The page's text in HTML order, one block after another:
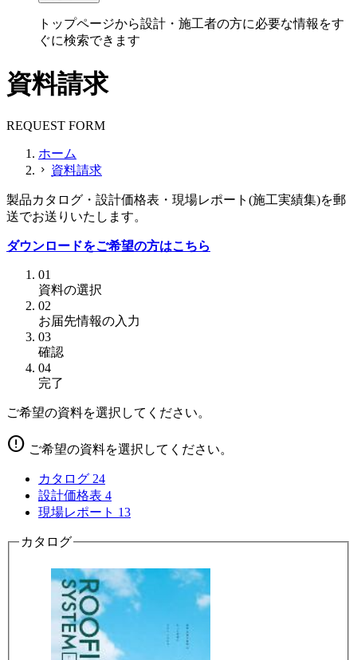
トップページから設計・施工者の方に必要な情報をす
ぐに検索できます
資料請求
REQUEST FORM
ホーム
chevron_right 資料請求
製品カタログ・設計価格表・現場レポート(施工実績集)を郵
送でお送りいたします。
ダウンロードをご希望の方はこちら
01
資料の選択
02
お届先情報の入力
03
確認
04
完了
ご希望の資料を選択してください。
error ご希望の資料を選択してください。
カタログ 24
設計価格表 4
現場レポート 13
カタログ